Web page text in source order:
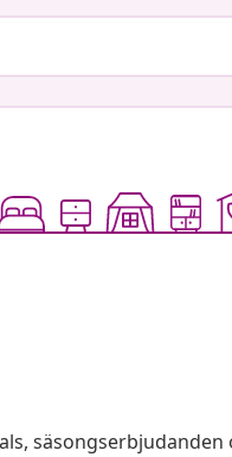
säsongserbjudanden